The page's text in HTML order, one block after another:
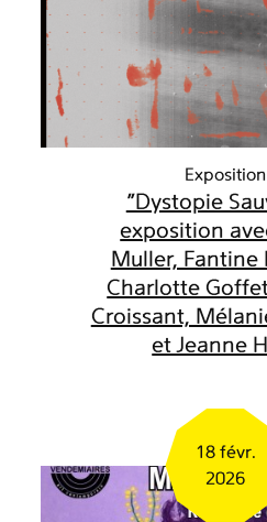
Exposition
"Dystopie
exposition
Muller, Fantine
Charlotte
Croissant,
et Jeanne
18 févr.
2026